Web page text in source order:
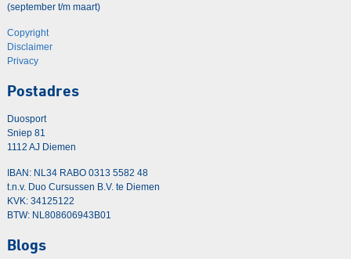
(september t/m maart)
Copyright
Disclaimer
Privacy
Postadres
Duosport
Sniep 81
1112 AJ Diemen
IBAN: NL34 RABO 0313 5582 48
t.n.v. Duo Cursussen B.V. te Diemen
KVK: 34125122
BTW: NL808606943B01
Blogs